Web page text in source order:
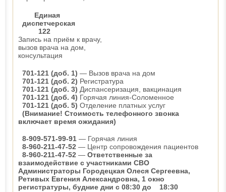
Единая
диспетчерская
122
Запись на приём к врачу,
вызов врача на дом,
консультация
701-121 (доб. 1) — Вызов врача на дом
701-121 (доб. 2) Регистратура
701-121 (доб. 3) Диспансеризация, вакцинация
701-121 (доб. 4) Горячая линия-Соломенное
701-121 (доб. 5) Отделение платных услуг
(Внимание! Стоимость телефонного звонка
включает время ожидания)
8-909-571-99-91 — Горячая линия
8-960-211-47-52 — Центр сопровождения пациентов
8-960-211-47-52 — Ответственные за
взаимодействие с участниками СВО
Администраторы Городецкая Олеся Сергеевна,
Ретивых Евгения Александровна, 1 окно
регистратуры, будние дни с 08:30 до 18:30